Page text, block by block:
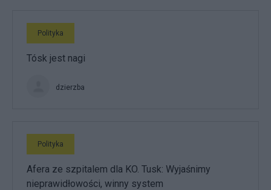
Polityka
Tósk jest nagi
dzierzba
Polityka
Afera ze szpitalem dla KO. Tusk: Wyjaśnimy
nieprawidłowości, winny system